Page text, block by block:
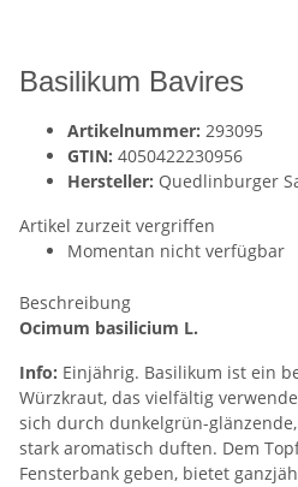
Basilikum Bavires
Artikelnummer: 293095
GTIN: 4050422230956
Hersteller: Quedlinburger
Artikel zurzeit vergriffen
Momentan nicht verfügbar
Beschreibung
Ocimum basilicium L.
Info: Einjährig. Basilikum ist ein
Würzkraut, das vielfältig
sich durch dunkelgrün-
stark aromatisch duften. Dem
Fensterbank geben, bietet